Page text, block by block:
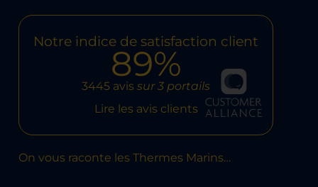
Notre indice de satisfaction client
89%
3445 avis sur 3 portails
Lire les avis clients
On vous raconte les Thermes Marins…